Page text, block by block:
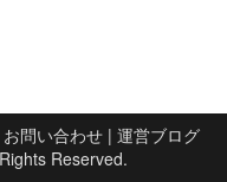
お問い合わせ| 運営ブログ
Reserved.